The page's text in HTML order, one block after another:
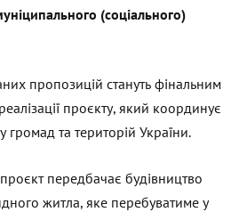
(соціального)
пропозицій стануть фінальним
проєкту, який координує
громад та територій України.
передбачає будівництво
житла, яке перебуватиме у